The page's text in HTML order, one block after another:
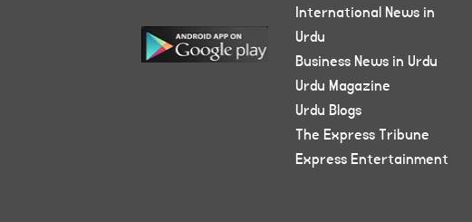
International News in
Urdu
Business News in Urdu
Urdu Magazine
Urdu Blogs
The Express Tribune
Express Entertainment